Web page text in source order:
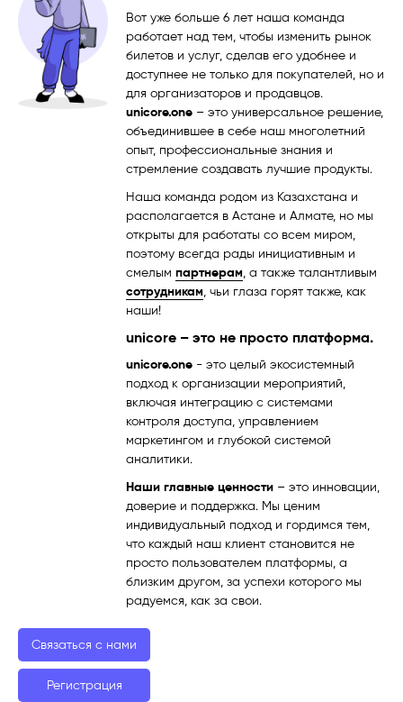
Вот уже больше 6 лет наша команда
работает над тем, чтобы изменить рынок
билетов и услуг, сделав его удобнее и
доступнее не только для покупателей, но и
для организаторов и продавцов.
unicore.one – это универсальное решение,
объединившее в себе наш многолетний
опыт, профессиональные знания и
стремление создавать лучшие продукты.
Наша команда родом из Казахстана и
располагается в Астане и Алмате, но мы
открыты для работаты со всем миром,
поэтому всегда рады инициативным и
смелым партнерам, а также талантливым
сотрудникам, чьи глаза горят также, как
наши!
unicore – это не просто платформа.
unicore.one - это целый экосистемный
подход к организации мероприятий,
включая интеграцию с системами
контроля доступа, управлением
маркетингом и глубокой системой
аналитики.
Наши главные ценности – это инновации,
доверие и поддержка. Мы ценим
индивидуальный подход и гордимся тем,
что каждый наш клиент становится не
просто пользователем платформы, а
близким другом, за успехи которого мы
радуемся, как за свои.
Связаться с нами
Регистрация